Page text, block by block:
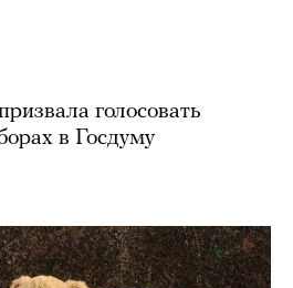
голосовать
в Госдуму